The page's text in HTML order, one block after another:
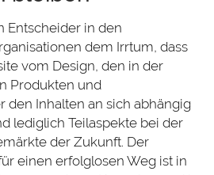
Entscheider in den
dem Irrtum, dass
vom Design, den in der
Produkten und
den Inhalten an sich abhängig
lediglich Teilaspekte bei der
der Zukunft. Der
einen erfolglosen Weg ist in